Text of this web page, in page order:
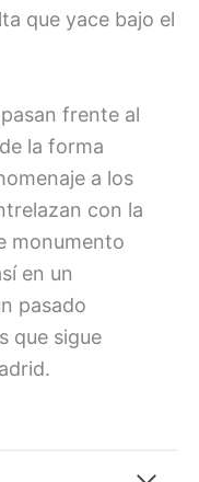
que yace bajo el
frente al
la forma
a los
con la
monumento
en un
pasado
que sigue